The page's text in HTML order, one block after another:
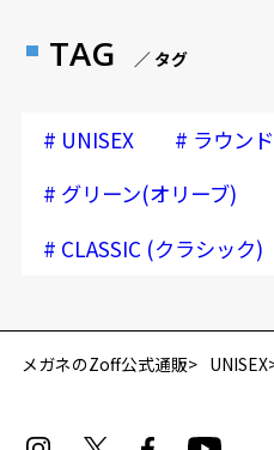
TAG ／ タグ
# UNISEX # ラウンド
# グリーン(オリーブ)
# CLASSIC (クラシック)
メガネのZoff公式通販 UNISEX